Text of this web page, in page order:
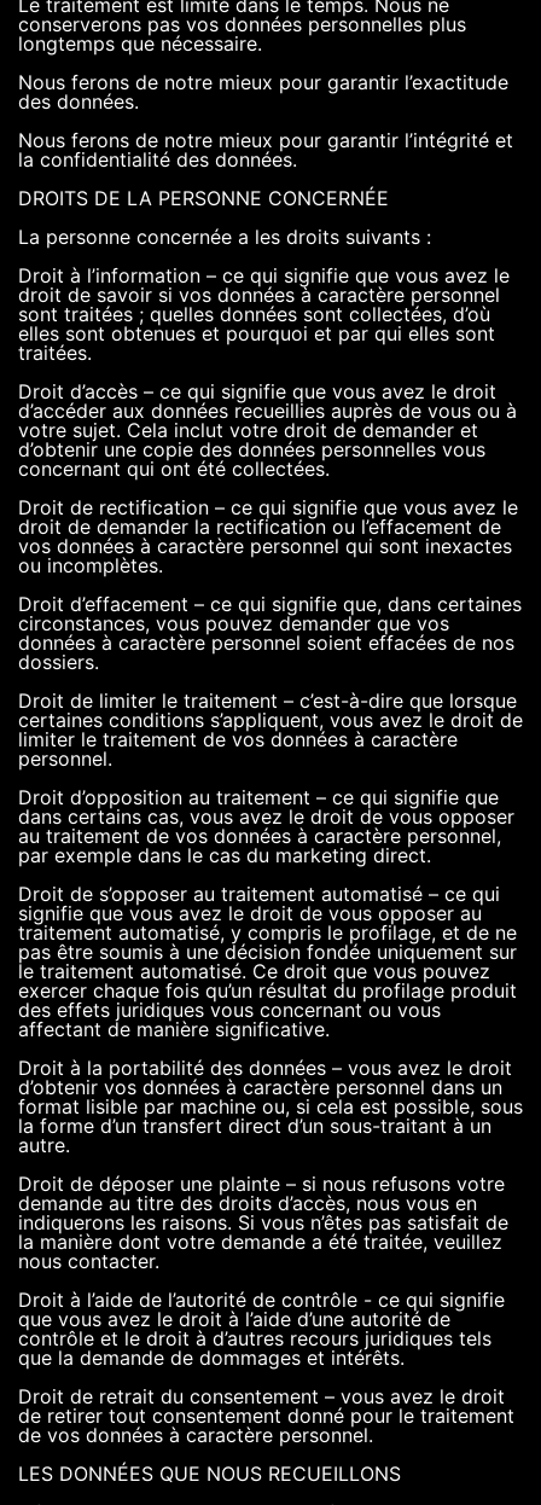
Le traitement est limité dans le temps. Nous ne
conserverons pas vos données personnelles plus
longtemps que nécessaire.
Nous ferons de notre mieux pour garantir l’exactitude
des données.
Nous ferons de notre mieux pour garantir l’intégrité et
la confidentialité des données.
DROITS DE LA PERSONNE CONCERNÉE
La personne concernée a les droits suivants :
Droit à l’information – ce qui signifie que vous avez le
droit de savoir si vos données à caractère personnel
sont traitées ; quelles données sont collectées, d’où
elles sont obtenues et pourquoi et par qui elles sont
traitées.
Droit d’accès – ce qui signifie que vous avez le droit
d’accéder aux données recueillies auprès de vous ou à
votre sujet. Cela inclut votre droit de demander et
d’obtenir une copie des données personnelles vous
concernant qui ont été collectées.
Droit de rectification – ce qui signifie que vous avez le
droit de demander la rectification ou l’effacement de
vos données à caractère personnel qui sont inexactes
ou incomplètes.
Droit d’effacement – ce qui signifie que, dans certaines
circonstances, vous pouvez demander que vos
données à caractère personnel soient effacées de nos
dossiers.
Droit de limiter le traitement – c’est-à-dire que lorsque
certaines conditions s’appliquent, vous avez le droit de
limiter le traitement de vos données à caractère
personnel.
Droit d’opposition au traitement – ce qui signifie que
dans certains cas, vous avez le droit de vous opposer
au traitement de vos données à caractère personnel,
par exemple dans le cas du marketing direct.
Droit de s’opposer au traitement automatisé – ce qui
signifie que vous avez le droit de vous opposer au
traitement automatisé, y compris le profilage, et de ne
pas être soumis à une décision fondée uniquement sur
le traitement automatisé. Ce droit que vous pouvez
exercer chaque fois qu’un résultat du profilage produit
des effets juridiques vous concernant ou vous
affectant de manière significative.
Droit à la portabilité des données – vous avez le droit
d’obtenir vos données à caractère personnel dans un
format lisible par machine ou, si cela est possible, sous
la forme d’un transfert direct d’un sous-traitant à un
autre.
Droit de déposer une plainte – si nous refusons votre
demande au titre des droits d’accès, nous vous en
indiquerons les raisons. Si vous n’êtes pas satisfait de
la manière dont votre demande a été traitée, veuillez
nous contacter.
Droit à l’aide de l’autorité de contrôle - ce qui signifie
que vous avez le droit à l’aide d’une autorité de
contrôle et le droit à d’autres recours juridiques tels
que la demande de dommages et intérêts.
Droit de retrait du consentement – vous avez le droit
de retirer tout consentement donné pour le traitement
de vos données à caractère personnel.
LES DONNÉES QUE NOUS RECUEILLONS